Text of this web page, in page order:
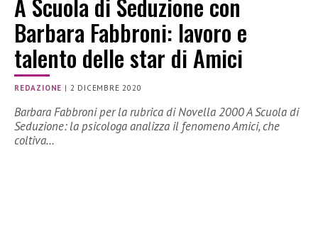
A Scuola di Seduzione con
Barbara Fabbroni: lavoro e
talento delle star di Amici
REDAZIONE | 2 DICEMBRE 2020
Barbara Fabbroni per la rubrica di Novella 2000 A Scuola di
Seduzione: la psicologa analizza il fenomeno Amici, che
coltiva…